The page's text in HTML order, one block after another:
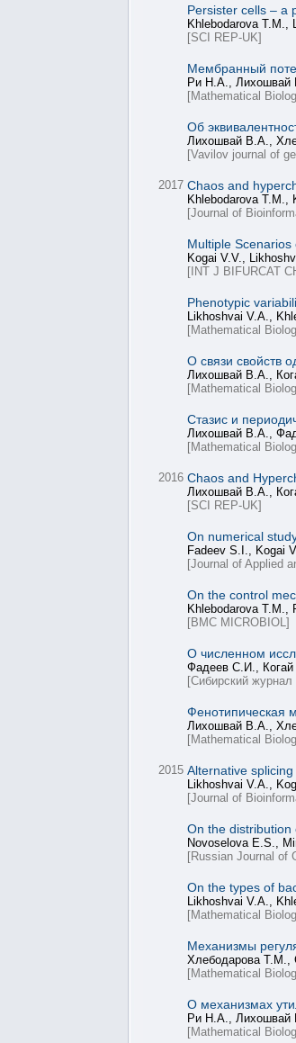
Persister cells – a
Khlebodarova T.M.,
[SCI REP-UK]
Мембранный
Ри Н.А., Лихошвай
[Mathematical
Об
Лихошвай В.А.,
[Vavilov journal of
2017 Chaos and
Khlebodarova T.M.,
[Journal of
Multiple
Kogai V.V.,
[INT J BIFURCAT
Phenotypic
Likhoshvai V.A.,
[Mathematical
О связи свойств
Лихошвай В.А.,
[Mathematical
Стазис и
Лихошвай В.А.,
[Mathematical
2016 Chaos and
Лихошвай В.А.,
[SCI REP-UK]
On numerical
Fadeev S.I., Kogai
[Journal of Applied
On the control
Khlebodarova T.M.,
[BMC MICROBIOL]
О численном
Фадеев С.И.,
[Сибирский журнал
Фенотипическая
Лихошвай В.А.,
[Mathematical
2015 Alternative
Likhoshvai V.A.,
[Journal of
On the distribution
Novoselova E.S.,
[Russian Journal of
On the types of
Likhoshvai V.A.,
[Mathematical
Механизмы
Хлебодарова
[Mathematical
О механизмах
Ри Н.А., Лихошвай
[Mathematical